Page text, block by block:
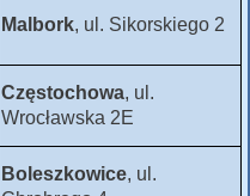
Malbork, ul. Sikorskiego 2
Częstochowa, ul.
Wrocławska 2E
Boleszkowice, ul.